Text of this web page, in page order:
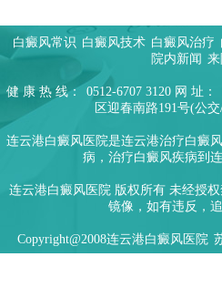
白癜风常识 白癜风技术 白癜风治疗
院内新闻
健 康 热 线： 0512-6707 3120 网 址：
区迎春南路191号(公
连云港白癜风医院是连云港治疗白癜
病，治疗白癜风疾病到
连云港白癜风医院 版权所有 未经授
镜像，如有违反，
Copyright@2008连云港白癜风医院